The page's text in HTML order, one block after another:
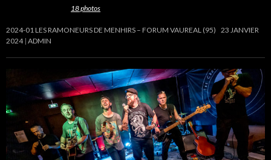
18 photos
2024-01 LES RAMONEURS DE MENHIRS – FORUM VAUREAL (95) 23 JANVIER
2024 ADMIN